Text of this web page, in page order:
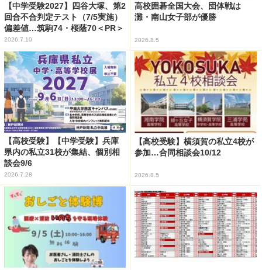
【中学受験2027】四谷大塚、第2
回合不合判定テスト（7/5実施）
偏差値…筑駒74・桜蔭70＜PR＞
2026.7.10
高校囲碁全国大会、団体戦は
灘・南山女子部が優勝
2026.8.5
【高校受験】【中学受験】兵庫
県内の私立31校が集結、個別相
談会9/6
2026.7.28
【高校受験】横須賀の私立4校が
参加…合同相談会10/12
2026.8.5